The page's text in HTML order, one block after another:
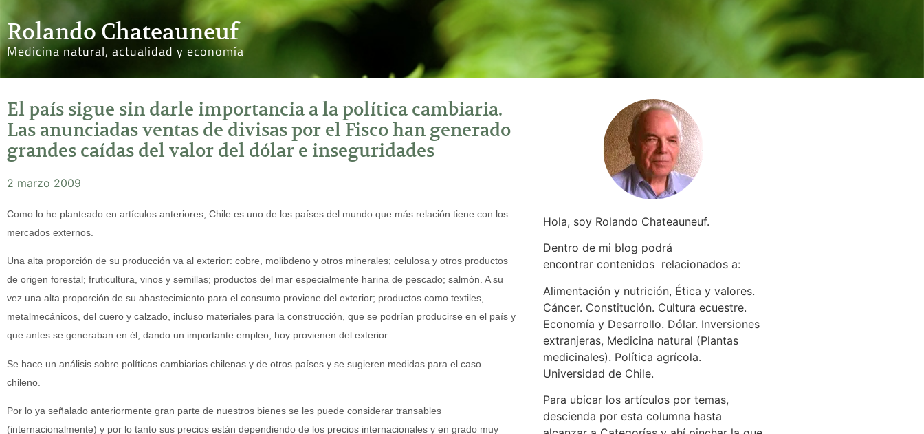
Rolando Chateauneuf
Medicina natural, actualidad y economía
El país sigue sin darle importancia a la política cambiaria.
Las anunciadas ventas de divisas por el Fisco han generado
grandes caídas del valor del dólar e inseguridades
2 marzo 2009
Como lo he planteado en artículos anteriores, Chile es uno de los países del mundo que más relación tiene con los
mercados externos.
Una alta proporción de su producción va al exterior: cobre, molibdeno y otros minerales; celulosa y otros productos
de origen forestal; fruticultura, vinos y semillas; productos del mar especialmente harina de pescado; salmón. A su
vez una alta proporción de su abastecimiento para el consumo proviene del exterior; productos como textiles,
metalmecánicos, del cuero y calzado, incluso materiales para la construcción, que se podrían producirse en el país y
que antes se generaban en él, dando un importante empleo, hoy provienen del exterior.
Se hace un análisis sobre políticas cambiarias chilenas y de otros países y se sugieren medidas para el caso
chileno.
Por lo ya señalado anteriormente gran parte de nuestros bienes se les puede considerar transables
(internacionalmente) y por lo tanto sus precios están dependiendo de los precios internacionales y en grado muy
Hola, soy Rolando Chateauneuf.
Dentro de mi blog podrá
encontrar contenidos relacionados a:
Alimentación y nutrición, Ética y valores.
Cáncer. Constitución. Cultura ecuestre.
Economía y Desarrollo. Dólar. Inversiones
extranjeras, Medicina natural (Plantas
medicinales). Política agrícola.
Universidad de Chile.
Para ubicar los artículos por temas,
descienda por esta columna hasta